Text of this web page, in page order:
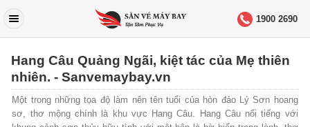
1900 2690
Hang Câu Quảng Ngãi, kiệt tác của Mẹ thiên
nhiên. - Sanvemaybay.vn
Một trong những tọa độ làm nên tên tuổi của hòn đảo Lý Sơn hoang
sơ, thơ mộng chính là khu vực Hang Câu. Hang Câu nổi tiếng với